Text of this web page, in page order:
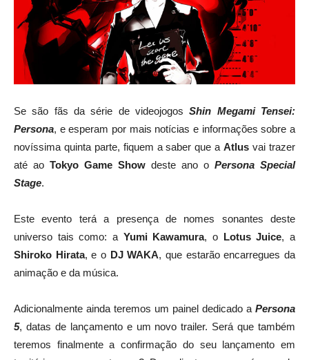
Se são fãs da série de videojogosShin Megami Tensei:
Persona, e esperam por mais notícias e informações sobre a
novíssima quinta parte, fiquem a saber que aAtlus vai trazer
até ao Tokyo Game Show deste ano o Persona Special
Stage.
Este evento terá a presença de nomes sonantes deste
universo tais como: a Yumi Kawamura, o Lotus Juice, a
Shiroko Hirata, e o DJ WAKA, que estarão encarregues da
animação e da música.
Adicionalmente ainda teremos um painel dedicado a Persona
5, datas de lançamento e um novo trailer. Será que também
teremos finalmente a confirmação do seu lançamento em